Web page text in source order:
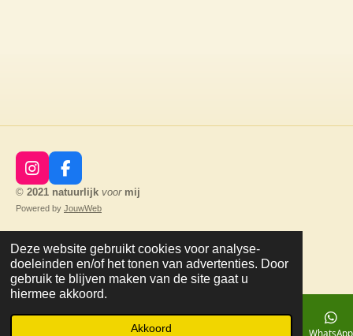
Deze website gebruikt cookies voor analyse-
doeleinden en/of het tonen van advertenties. Door
gebruik te blijven maken van de site gaat u
hiermee akkoord.
Akkoord
I
n
s
a
g
r
a
m
F
a
c
b
o
o
k
© 2021 natuurlijk voor mij
Powered by JouwWeb
Telefoonnummer WhatsApp